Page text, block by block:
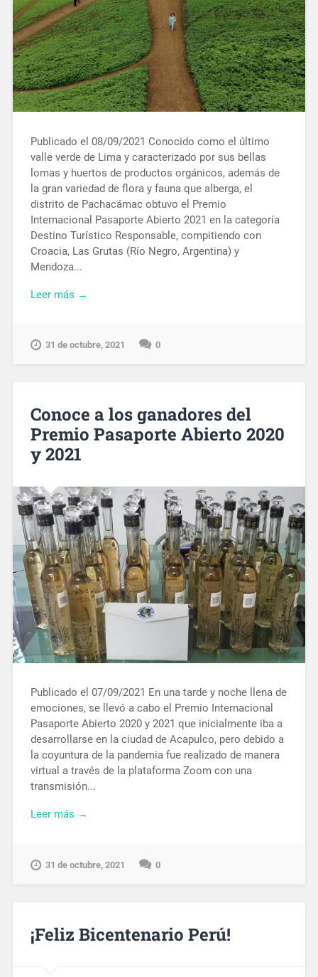
Publicado el 08/09/2021 Conocido como el último
valle verde de Lima y caracterizado por sus bellas
lomas y huertos de productos orgánicos, además de
la gran variedad de flora y fauna que alberga, el
distrito de Pachacámac obtuvo el Premio
Internacional Pasaporte Abierto 2021 en la categoría
Destino Turístico Responsable, compitiendo con
Croacia, Las Grutas (Río Negro, Argentina) y
Mendoza...
Leer más →
31 de octubre, 2021 0
Conoce a los ganadores del
Premio Pasaporte Abierto 2020
y 2021
Publicado el 07/09/2021 En una tarde y noche llena de
emociones, se llevó a cabo el Premio Internacional
Pasaporte Abierto 2020 y 2021 que inicialmente iba a
desarrollarse en la ciudad de Acapulco, pero debido a
la coyuntura de la pandemia fue realizado de manera
virtual a través de la plataforma Zoom con una
transmisión...
Leer más →
31 de octubre, 2021 0
¡Feliz Bicentenario Perú!